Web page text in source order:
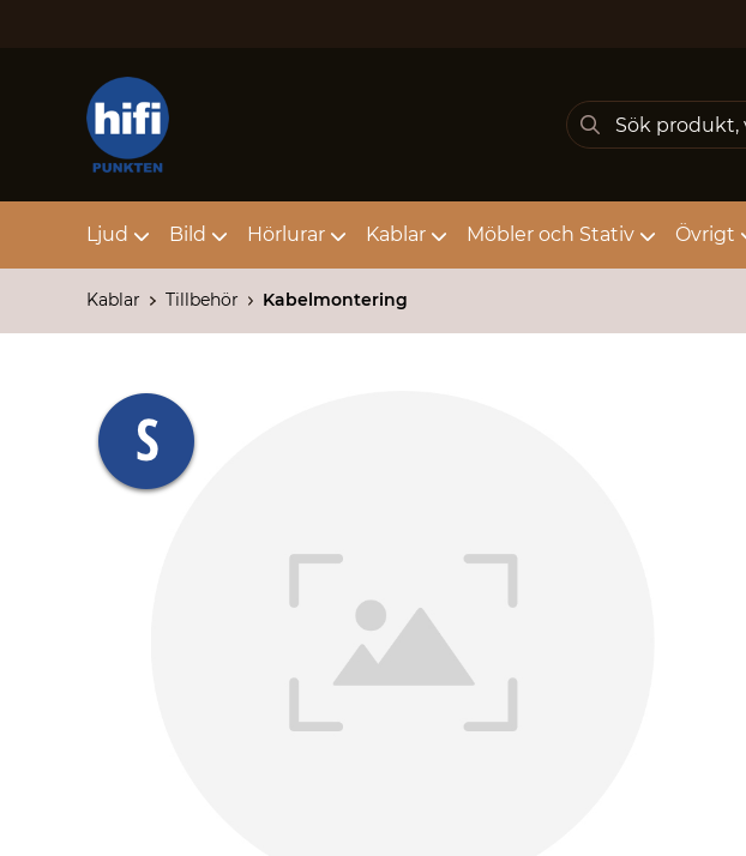
Ljud Bild Hörlurar Kablar Möbler och Stativ Övrigt
Kablar Tillbehör Kabelmontering